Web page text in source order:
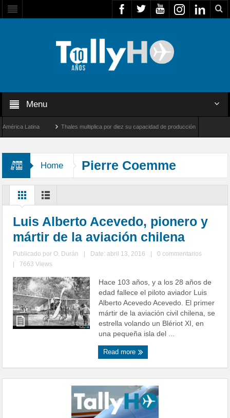
Menu
Latina Thales multiplica por diez su capacidad de producción de radares en
Home Pierre Coemme
Luis Alberto Acevedo, pionero y
mártir de la aviación chilena
Publicado porO. Durán Date: abril 13, 2016
0 commentarios
7663 Views
Hace 103 años, y a los 28 años de
edad fallece el piloto aviador Luis
Alberto Acevedo Acevedo. El primer
mártir de la aviación civil chilena, se
estrella volando un Blériot XI, en
una pequeña isla del ...
Read more